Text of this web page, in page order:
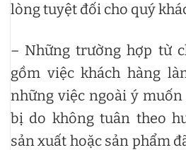
lòng tuyệt đối cho quý
– Những trường hợp từ
gồm việc khách hàng
những việc ngoài ý
bị do không tuân theo
sản xuất hoặc sản phẩm